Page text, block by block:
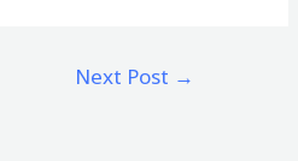
Next Post →